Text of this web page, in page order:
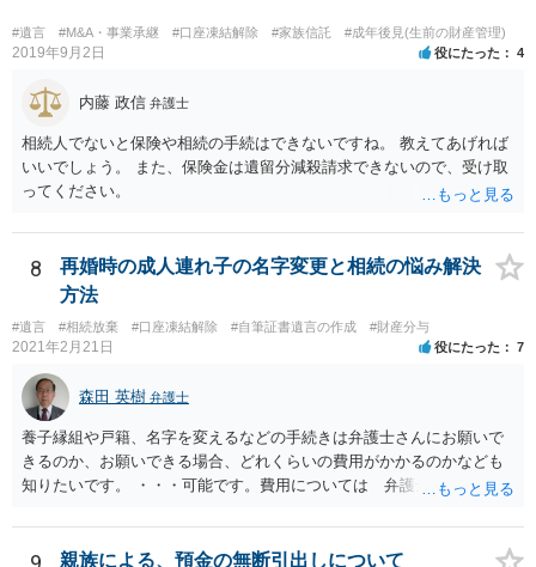
#遺言 #M&A・事業承継 #口座凍結解除 #家族信託 #成年後見(生前の財産管理)
2019年9月2日 役にたった 4
内藤 政信 弁護士
相続人でないと保険や相続の手続はできないですね。 教えてあげれば
いいでしょう。 また、保険金は遺留分減殺請求できないので、受け取
ってください。
8
再婚時の成人連れ子の名字変更と相続の悩み解決
方法
#遺言 #相続放棄 #口座凍結解除 #自筆証書遺言の作成 #財産分与
2021年2月21日 役にたった 7
森田 英樹 弁護士
養子縁組や戸籍、名字を変えるなどの手続きは弁護士さんにお願いで
きるのか、お願いできる場合、どれくらいの費用がかかるのかなども
知りたいです。 ・・・可能です。費用については 弁護士と直接面談
ています。 やはり、成人した子のことまでごちゃごちゃ考えず、自分
の事だけ考えるべきなのでしょうか ・・・お子さんの事をまで含め良
親族による、預金の無断引出しについて